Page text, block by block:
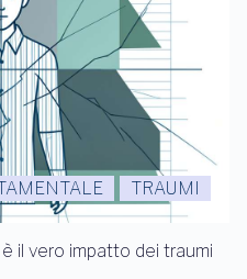
TRAUMI
il vero impatto dei traumi